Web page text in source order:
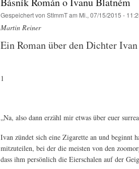
Gespeichert von StImmTam Mi., 07/15/2015 -
Martin Reiner
Ein Roman über den Dichter
1
„Na, also dann erzähl mir etwas über euer
Ivan zündet sich eine Zigarette an und beginnt
mitzuteilen, bei der die meisten von den
dass ihm persönlich die Eierschalen auf der